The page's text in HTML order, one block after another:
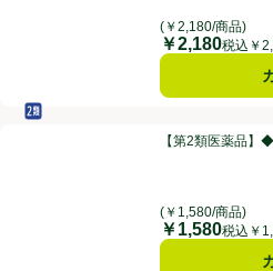
(￥2,180/商品)
価格
￥2,180税込￥
【第2類医薬品】◆ロキソニンEXロー
セルフメディケーション税制対象
第2類医薬品
【第2類医薬品】
(￥1,580/商品)
価格
￥1,580税込￥